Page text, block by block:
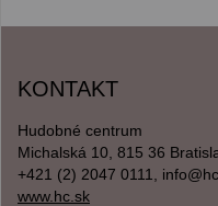
KONTAKT
Hudobné centrum
Michalská 10, 815 36
+421 (2) 2047 0111,
www.hc.sk